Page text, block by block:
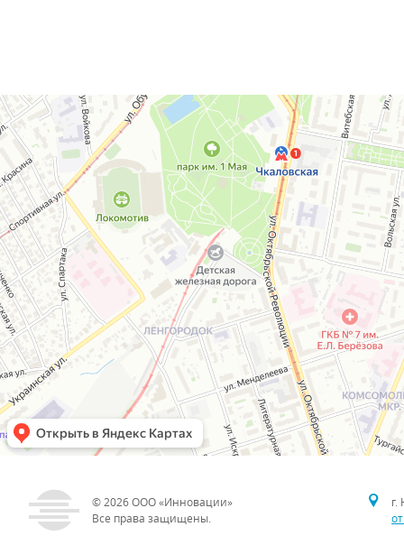
© 2026ООО «Инновации»
Все права защищены.